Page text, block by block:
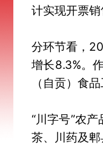
计实现开票销
分环节看，
增长8.3%。
（自贡）食
“川字号”农
茶、川药及